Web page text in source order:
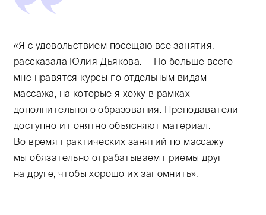
«Я с удовольствием посещаю все занятия, —
рассказала Юлия Дьякова. — Но больше всего
мне нравятся курсы по отдельным видам
массажа, на которые я хожу в рамках
дополнительного образования. Преподаватели
доступно и понятно объясняют материал.
Во время практических занятий по массажу
мы обязательно отрабатываем приемы друг
на друге, чтобы хорошо их запомнить».